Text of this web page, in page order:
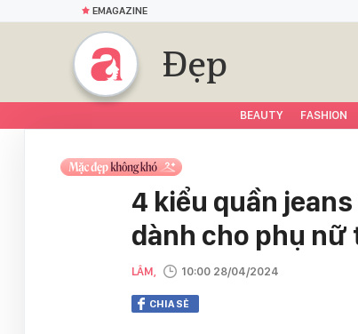
EMAGAZINE
Đẹp
BEAUTY FASHION
4 kiểu quần
dành cho phụ nữ
LÂM, 10:00 28/04/2024
CHIA SẺ